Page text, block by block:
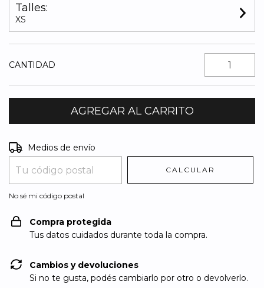
Talles:
XS
CANTIDAD
Entregas para el CP:
Medios de envío
CALCULAR
No sé mi código postal
Compra protegida
Tus datos cuidados durante toda la compra.
Cambios y devoluciones
Si no te gusta, podés cambiarlo por otro o devolverlo.